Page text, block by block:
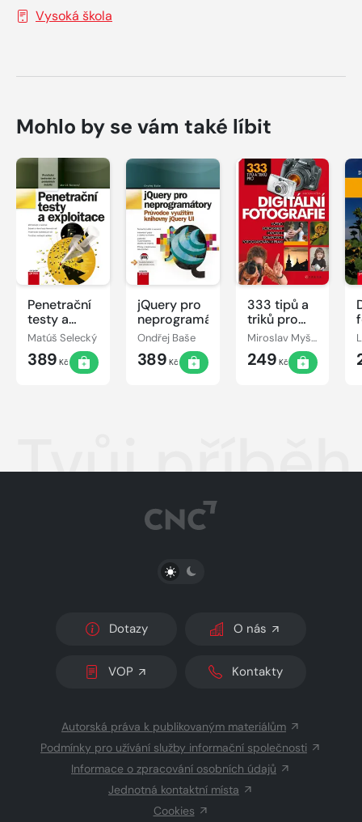
Vysoká škola
Mohlo by se vám také líbit
Penetrační
testy a
exploitace
Matúš Selecký
389 Kč
jQuery pro
neprogramátory
Ondřej Baše
389 Kč
333 tipů a
triků pro
digitální
fotografii
Miroslav Myška
249 Kč
Tvůj příběh
PŘEPNOUT SVĚTLÝ/TMAVÝ REŽIM
Dotazy O nás
VOP Kontakty
Autorská práva k publikovaným materiálům
Podmínky pro užívání služby informační společnosti
Informace o zpracování osobních údajů
Jednotná kontaktní místa
Cookies